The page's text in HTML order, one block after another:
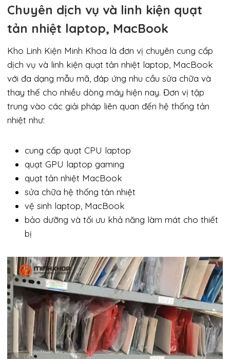
Chuyên dịch vụ và linh kiện quạt
tản nhiệt laptop, MacBook
Kho Linh Kiện Minh Khoa là đơn vị chuyên cung cấp
dịch vụ và linh kiện quạt tản nhiệt laptop, MacBook
với đa dạng mẫu mã, đáp ứng nhu cầu sửa chữa và
thay thế cho nhiều dòng máy hiện nay. Đơn vị tập
trung vào các giải pháp liên quan đến hệ thống tản
nhiệt như:
cung cấp quạt CPU laptop
quạt GPU laptop gaming
quạt tản nhiệt MacBook
sửa chữa hệ thống tản nhiệt
vệ sinh laptop, MacBook
bảo dưỡng và tối ưu khả năng làm mát cho thiết
bị